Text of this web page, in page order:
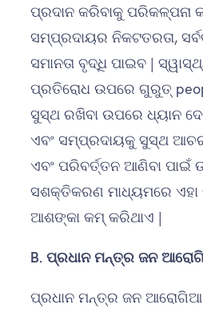
ପ୍ରଦାନ କରିବାକୁ ପରିକଳ୍ପନା
ସମ୍ପ୍ରଦାୟର ନିକଟତରତା,
ସମାନତା ବୃଦ୍ଧି ପାଇବ |
ପ୍ରତିରୋଧ ଉପରେ ଗୁରୁତ୍
ସୁସ୍ଥ ରଖିବା ଉପରେ ଧ୍ୟାନ
ଏବଂ ସମ୍ପ୍ରଦାୟକୁ ସୁସ୍ଥ
ଏବଂ ପରିବର୍ତ୍ତନ ଆଣିବା ପାଇଁ
ସଶକ୍ତିକରଣ ମାଧ୍ୟମରେ ଏହା
ଆଶଙ୍କା କମ୍ କରିଥାଏ |
B. ପ୍ରଧାନ ମନ୍ତ୍ର ଜନ
ପ୍ରଧାନ ମନ୍ତ୍ର ଜନ ଆରୋଗିଆ